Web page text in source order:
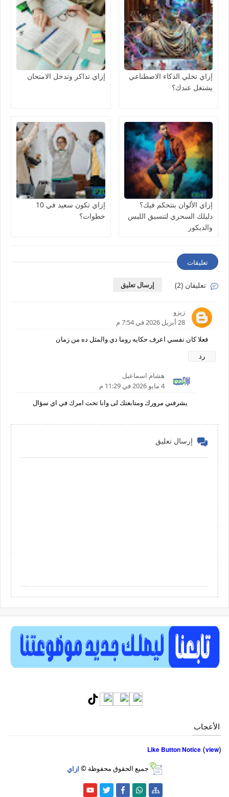
إزاي تخلي الذكاء الاصطناعي
يشتغل عندك؟
إزاي تذاكر وتدخل الامتحان
إزاي الألوان بتتحكم فيك؟
دليلك السحري لتنسيق اللبس
والديكور
إزاي تكون سعيد في 10
خطوات؟
تعليقات
تعليقان (2) إرسال تعليق
زيزو
28 أبريل 2026 في 7:54 م
فعلا كان نفسي اعرف حكايه روما دي والمثل ده من زمان
رد
هشام اسماعيل
4 مايو 2026 في 11:29 م
يشرفني مرورك ومتابعتك لى وانا تحت امرك في اي سؤال
إرسال تعليق
الأعجاب
Like Button Notice (view)
جميع الحقوق محفوظة © ازاي